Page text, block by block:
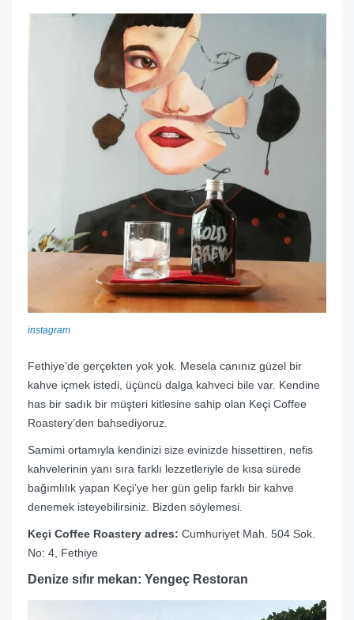
instagram
Fethiye’de gerçekten yok yok. Mesela canınız güzel bir
kahve içmek istedi, üçüncü dalga kahveci bile var. Kendine
has bir sadık bir müşteri kitlesine sahip olan Keçi Coffee
Roastery’den bahsediyoruz.
Samimi ortamıyla kendinizi size evinizde hissettiren, nefis
kahvelerinin yanı sıra farklı lezzetleriyle de kısa sürede
bağımlılık yapan Keçi’ye her gün gelip farklı bir kahve
denemek isteyebilirsiniz. Bizden söylemesi.
Keçi Coffee Roastery adres: Cumhuriyet Mah. 504 Sok.
No: 4, Fethiye
Denize sıfır mekan: Yengeç Restoran